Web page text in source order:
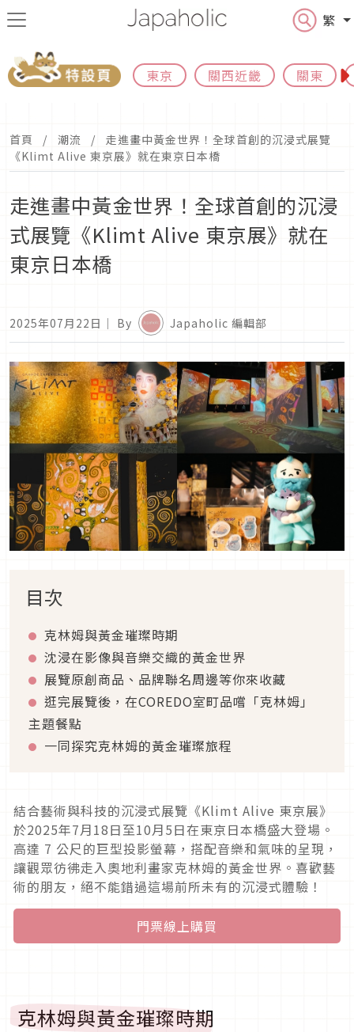
繁
東京 關西近畿 關東
首頁 潮流
走進畫中黃金世界！全球首創的沉浸式展覽
《Klimt Alive 東京展》就在東京日本橋
走進畫中黃金世界！全球首創的沉浸
式展覽《Klimt Alive 東京展》就在
東京日本橋
2025年07月22日 ｜ By Japaholic 編輯部
目次
克林姆與黃金璀璨時期
沈浸在影像與音樂交織的黃金世界
展覽原創商品、品牌聯名周邊等你來收藏
逛完展覽後，在COREDO室町品嚐「克林姆」
主題餐點
一同探究克林姆的黃金璀璨旅程
結合藝術與科技的沉浸式展覽《Klimt Alive 東京展》
於2025年7月18日至10月5日在東京日本橋盛大登場。
高達 7 公尺的巨型投影螢幕，搭配音樂和氣味的呈現，
讓觀眾彷彿走入奧地利畫家克林姆的黃金世界。喜歡藝
術的朋友，絕不能錯過這場前所未有的沉浸式體驗！
門票線上購買
克林姆與黃金璀璨時期